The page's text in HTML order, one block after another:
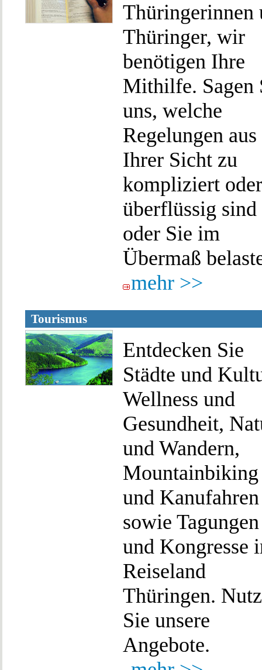
Thüringerinnen
Thüringer, wir
benötigen Ihre
Mithilfe. Sagen
uns, welche
Regelungen aus
Ihrer Sicht zu
kompliziert oder
überflüssig sind
oder Sie im
Übermaß
mehr >>
Tourismus
Entdecken Sie
Städte und
Wellness und
Gesundheit,
und Wandern,
Mountainbiking
und Kanufahren
sowie Tagungen
und Kongresse
Reiseland
Thüringen.
Sie unsere
Angebote.